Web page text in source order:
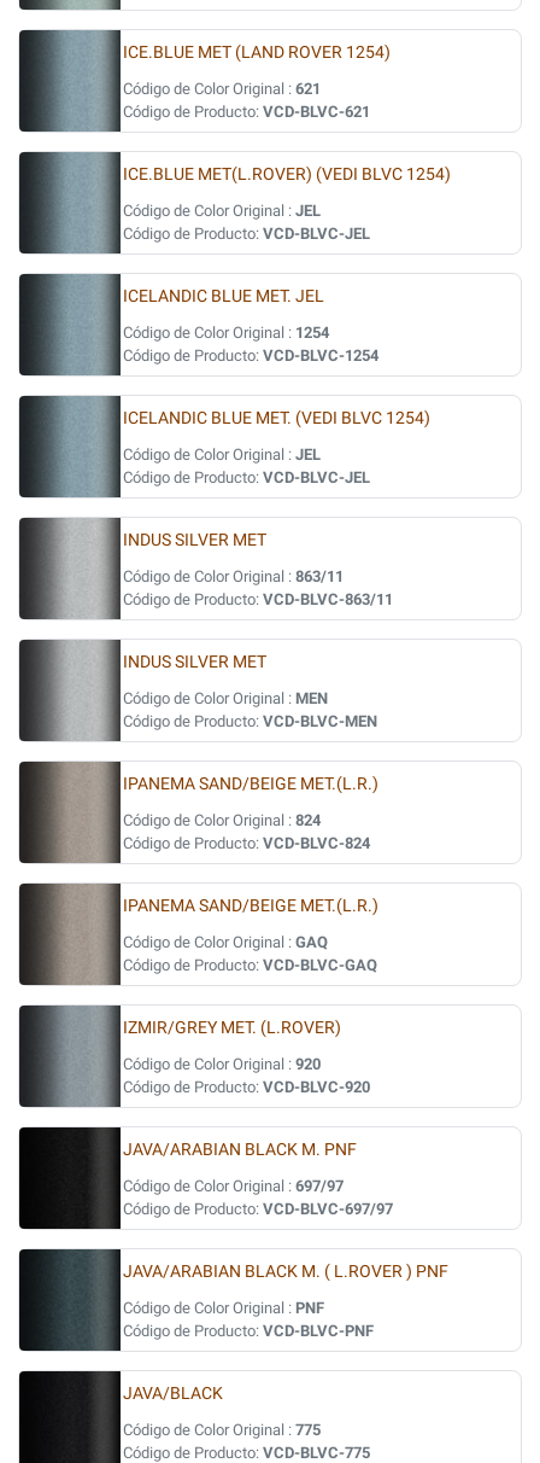
ICE.BLUE MET (LAND ROVER 1254)
Código de Color Original : 621
Código de Producto: VCD-BLVC-621
ICE.BLUE MET(L.ROVER) (VEDI BLVC 1254)
Código de Color Original : JEL
Código de Producto: VCD-BLVC-JEL
ICELANDIC BLUE MET. JEL
Código de Color Original : 1254
Código de Producto: VCD-BLVC-1254
ICELANDIC BLUE MET. (VEDI BLVC 1254)
Código de Color Original : JEL
Código de Producto: VCD-BLVC-JEL
INDUS SILVER MET
Código de Color Original : 863/11
Código de Producto: VCD-BLVC-863/11
INDUS SILVER MET
Código de Color Original : MEN
Código de Producto: VCD-BLVC-MEN
IPANEMA SAND/BEIGE MET.(L.R.)
Código de Color Original : 824
Código de Producto: VCD-BLVC-824
IPANEMA SAND/BEIGE MET.(L.R.)
Código de Color Original : GAQ
Código de Producto: VCD-BLVC-GAQ
IZMIR/GREY MET. (L.ROVER)
Código de Color Original : 920
Código de Producto: VCD-BLVC-920
JAVA/ARABIAN BLACK M. PNF
Código de Color Original : 697/97
Código de Producto: VCD-BLVC-697/97
JAVA/ARABIAN BLACK M. ( L.ROVER ) PNF
Código de Color Original : PNF
Código de Producto: VCD-BLVC-PNF
JAVA/BLACK
Código de Color Original : 775
Código de Producto: VCD-BLVC-775